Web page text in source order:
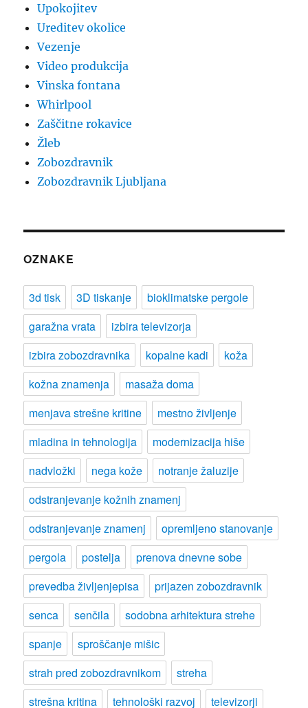
Upokojitev
Ureditev okolice
Vezenje
Video produkcija
Vinska fontana
Whirlpool
Zaščitne rokavice
Žleb
Zobozdravnik
Zobozdravnik Ljubljana
OZNAKE
3d tisk 3D tiskanje
bioklimatske pergole
garažna vrata
izbira televizorja
izbira zobozdravnika
kopalne kadi
koža
kožna znamenja
masaža doma
menjava strešne kritine
mestno življenje
mladina in tehnologija
modernizacija hiše
nadvložki
nega kože
notranje žaluzije
odstranjevanje kožnih znamenj
odstranjevanje znamenj
opremljeno stanovanje
pergola
postelja
prenova dnevne sobe
prevedba življenjepisa
prijazen zobozdravnik
senca
senčila
sodobna arhitektura strehe
spanje
sproščanje mišic
strah pred zobozdravnikom
streha
strešna kritina
tehnološki razvoj televizorji